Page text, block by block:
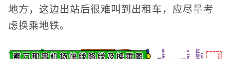
地方，这边出站后很难叫到出租车，应尽量考
虑换乘地铁。